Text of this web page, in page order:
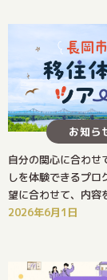
お知ら
自分の関心に合わせ
しを体験できるプロ
望に合わせて、内
2026年6月1日